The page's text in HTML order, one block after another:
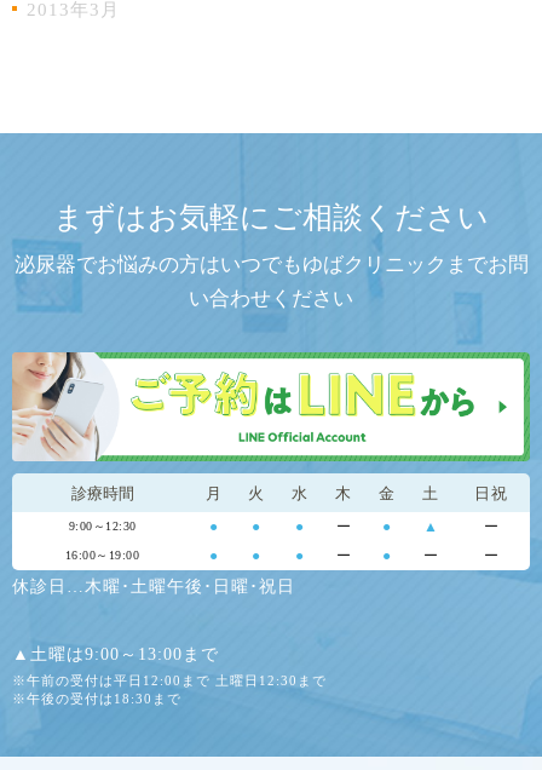
2013年3月
まずはお気軽にご相談ください
泌尿器でお悩みの方はいつでもゆばクリニックまでお問
い合わせください
診療時間 月 火 水 木 金 土 日祝
9:00～12:30 ● ● ● ー ● ▲ ー
16:00～19:00 ● ● ● ー ● ー ー
休診日…木曜･土曜午後･日曜･祝日
▲土曜は9:00～13:00まで
※午前の受付は平日12:00まで 土曜日12:30まで
※午後の受付は18:30まで